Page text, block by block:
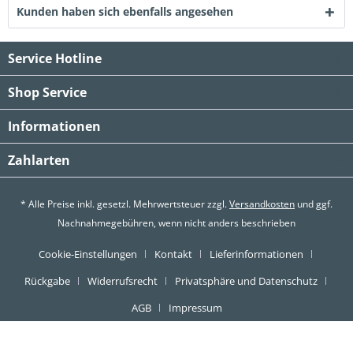
Kunden haben sich ebenfalls angesehen
Service Hotline
Shop Service
Informationen
Zahlarten
* Alle Preise inkl. gesetzl. Mehrwertsteuer zzgl.Versandkosten und ggf.
Nachnahmegebühren, wenn nicht anders beschrieben
Cookie-Einstellungen Kontakt
Lieferinformationen
Rückgabe
Widerrufsrecht
Privatsphäre und Datenschutz
AGB
Impressum